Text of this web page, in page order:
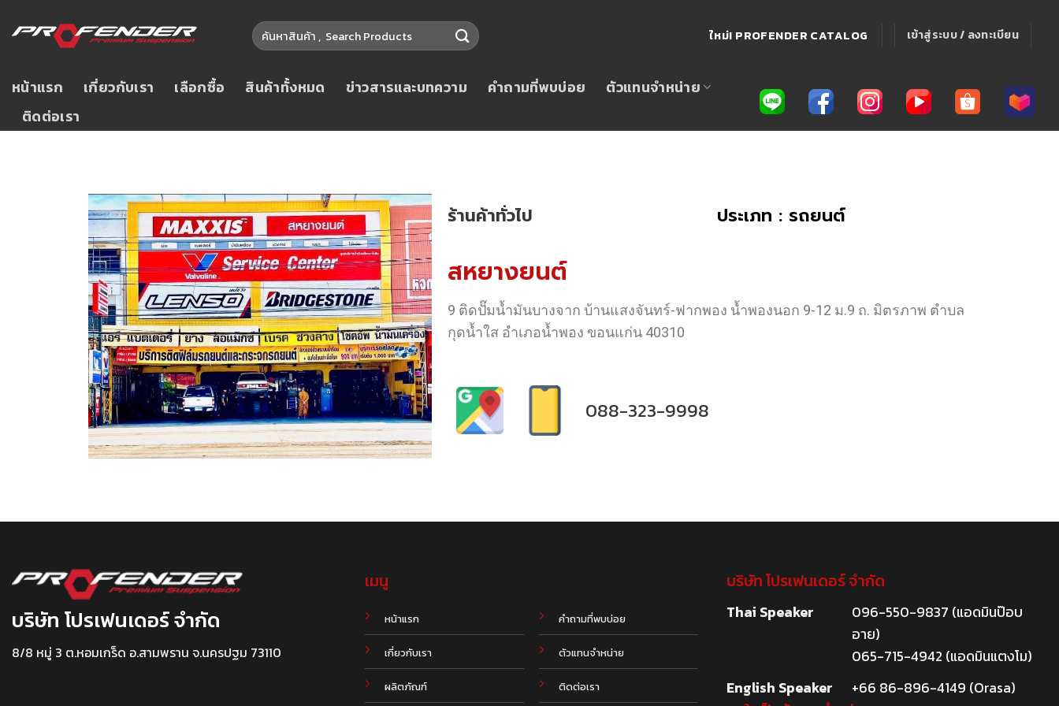
ใหม่! PROFENDER CATALOG เข้าสู่ระบบ / ลงทะเบียน
หน้าแรก เกี่ยวกับเรา เลือกซื้อ สินค้าทั้งหมด ข่าวสารและบทความ คำถามที่พบบ่อย
ตัวแทนจำหน่าย
ติดต่อเรา
ร้านค้าทั่วไป ประเภท : รถยนต์
สหยางยนต์
9 ติดปั๊มน้ำมันบางจาก บ้านแสงจันทร์-ฟากพอง น้ำพองนอก 9-12 ม.9 ถ. มิตรภาพ ตำบล
กุดน้ำใส อำเภอน้ำพอง ขอนแก่น 40310
088-323-9998
บริษัท โปรเฟนเดอร์ จำกัด
8/8 หมู่ 3 ต.หอมเกร็ด อ.สามพราน จ.นครปฐม 73110
เมนู
หน้าแรก
เกี่ยวกับเรา
ผลิตภัณฑ์
คำถามที่พบบ่อย
ตัวแทนจำหน่าย
ติดต่อเรา
บริษัท โปรเฟนเดอร์ จำกัด
Thai Speaker
096-550-9837 (แอดมินป๊อบ
อาย)
065-715-4942 (แอดมินแตงโม)
English Speaker
+66 86-896-4149 (Orasa)